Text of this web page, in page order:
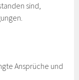
sind,
Ansprüche und